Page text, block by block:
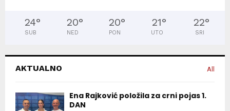
24°
SUB
20°
NED
20°
PON
21°
UTO
22°
SRI
AKTUALNO All
Ena Rajković položila za crni pojas 1.
DAN